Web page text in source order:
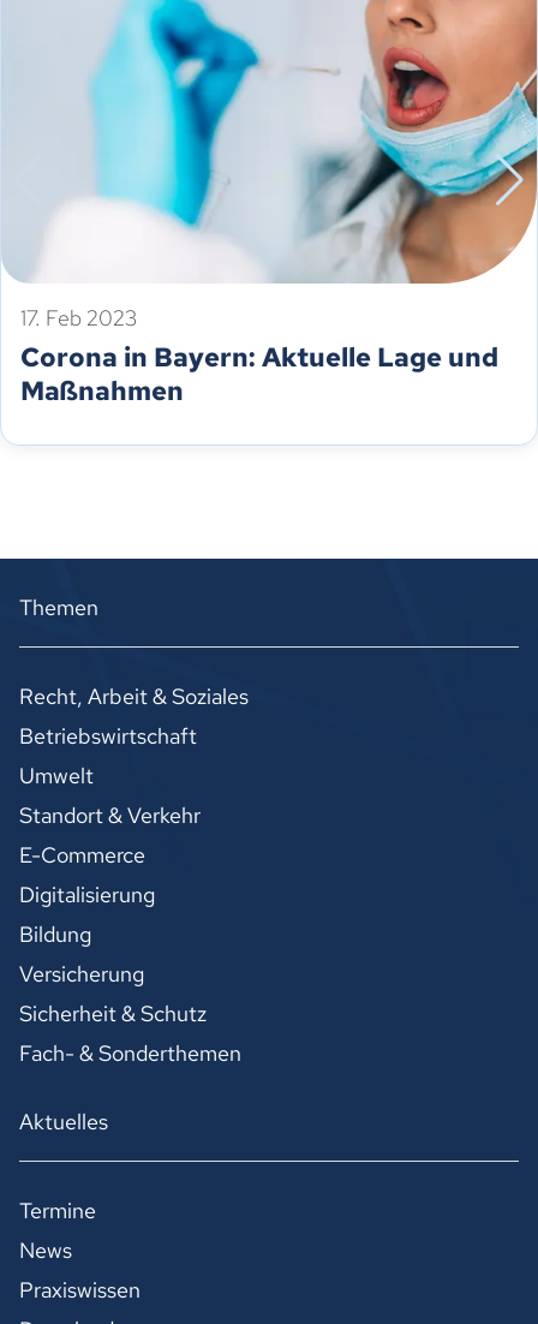
17. Feb 2023
Corona in Bayern: Aktuelle Lage und
Maßnahmen
Themen
Recht, Arbeit & Soziales
Betriebswirtschaft
Umwelt
Standort & Verkehr
E-Commerce
Digitalisierung
Bildung
Versicherung
Sicherheit & Schutz
Fach- & Sonderthemen
Aktuelles
Termine
News
Praxiswissen